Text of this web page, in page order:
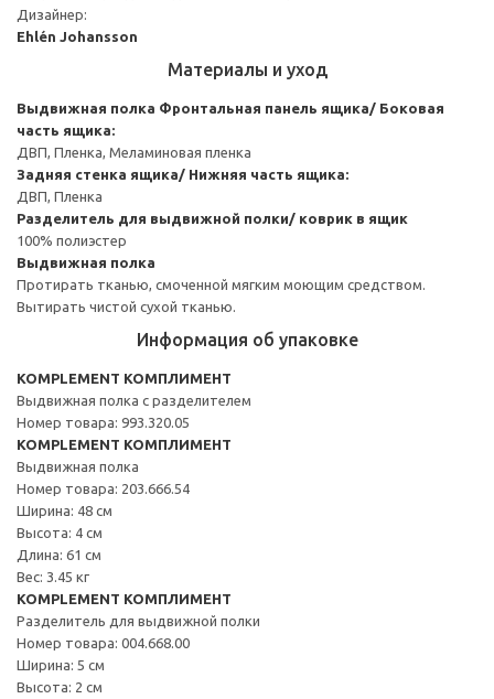
Дизайнер:
Ehlén Johansson
Материалы и уход
Выдвижная полка Фронтальная панель ящика/ Боковая
часть ящика:
ДВП, Пленка, Меламиновая пленка
Задняя стенка ящика/ Нижняя часть ящика:
ДВП, Пленка
Разделитель для выдвижной полки/ коврик в ящик
100% полиэстер
Выдвижная полка
Протирать тканью, смоченной мягким моющим средством.
Вытирать чистой сухой тканью.
Информация об упаковке
KOMPLEMENT КОМПЛИМЕНТ
Выдвижная полка с разделителем
Номер товара: 993.320.05
KOMPLEMENT КОМПЛИМЕНТ
Выдвижная полка
Номер товара: 203.666.54
Ширина: 48 см
Высота: 4 см
Длина: 61 см
Вес: 3.45 кг
KOMPLEMENT КОМПЛИМЕНТ
Разделитель для выдвижной полки
Номер товара: 004.668.00
Ширина: 5 см
Высота: 2 см